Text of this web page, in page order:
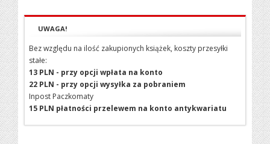
UWAGA!
Bez względu na ilość zakupionych książek, koszty przesyłki
stałe:
13 PLN - przy opcji wpłata na konto
22 PLN - przy opcji wysyłka za pobraniem
Inpost Paczkomaty
15 PLN płatności przelewem na konto antykwariatu